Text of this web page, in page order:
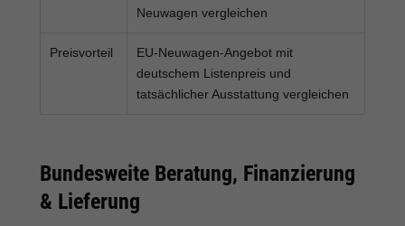
Neuwagen vergleichen
Preisvorteil
EU-Neuwagen-Angebot mit
deutschem Listenpreis und
tatsächlicher Ausstattung vergleichen
Bundesweite Beratung, Finanzierung
& Lieferung